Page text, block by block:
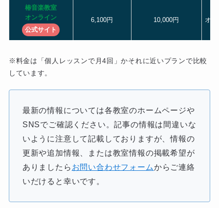
椿音楽教室
オンライン
公式サイト
6,100円 10,000円 オ
※料金は「個人レッスンで月4回」かそれに近いプランで比較
しています。
最新の情報については各教室のホームページや
SNSでご確認ください。記事の情報は間違いな
いように注意して記載しておりますが、情報の
更新や追加情報、または教室情報の掲載希望が
ありましたら お問い合わせフォームからご連絡
いだけると幸いです。